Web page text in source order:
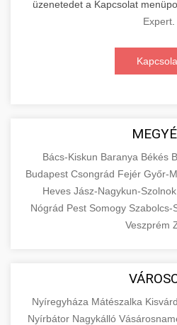
üzenetedet a Kapcsolat
Expert.
Bács-Kiskun Baranya Békés
Budapest Csongrád Fejér Győr-
Heves Jász-Nagykun-Szolnok
Nógrád Pest Somogy Szabolcs-
Veszprém
Nyíregyháza Mátészalka
Nyírbátor Nagykálló